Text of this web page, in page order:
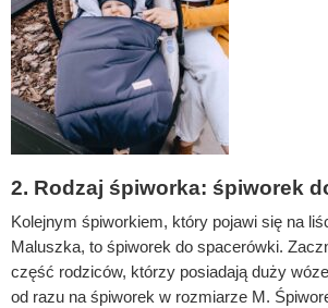
2. Rodzaj śpiworka: śpiworek
Kolejnym śpiworkiem, który pojawi się na
Maluszka, to śpiworek do spacerówki.
część rodziców, którzy posiadają duży
od razu na śpiworek w rozmiarze M.